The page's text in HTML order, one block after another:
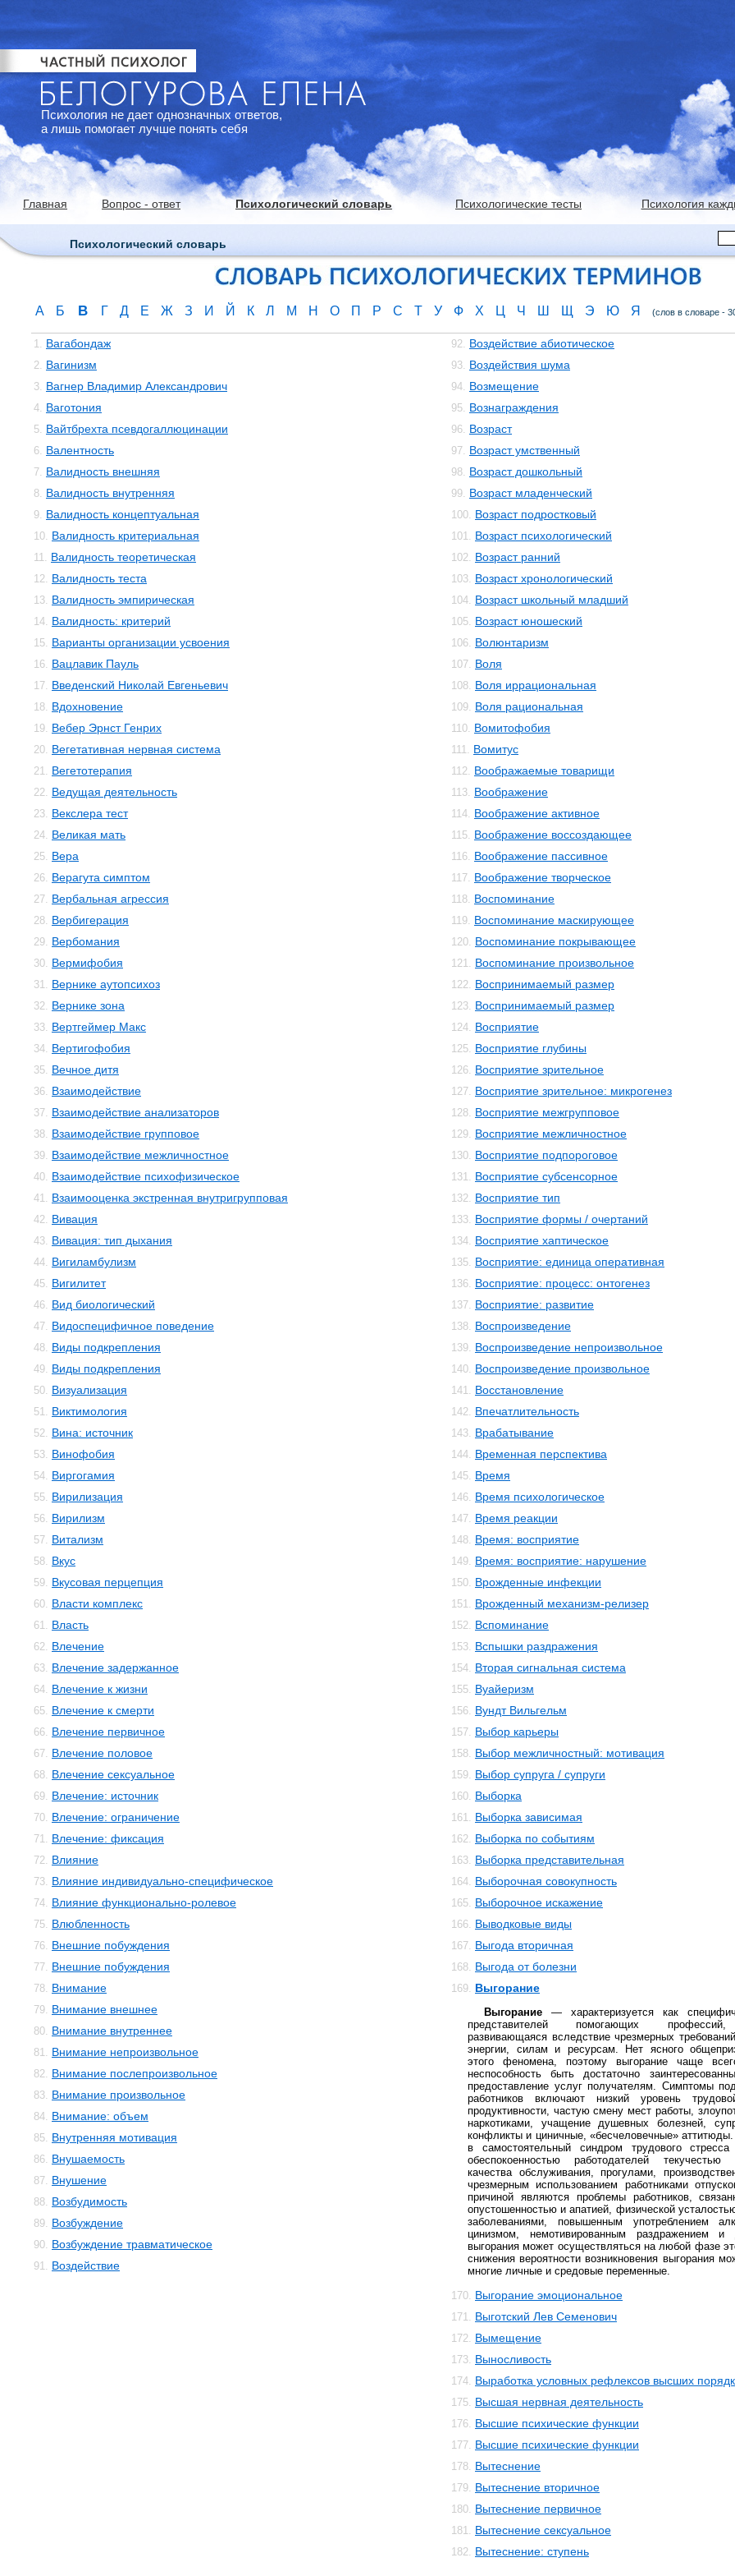
Психология не дает однозначных ответов,
а лишь помогает лучше понять себя
Главная Вопрос - ответ Психологический словарь Психологические тесты Психология
Психологический словарь
А Б В Г Д Е Ж З И Й К Л М Н О П Р С Т У Ф Х Ц Ч Ш Щ Э Ю Я (слов в словаре -
1. Вагабондаж
2. Вагинизм
3. Вагнер Владимир Александрович
4. Ваготония
5. Вайтбрехта псевдогаллюцинации
6. Валентность
7. Валидность внешняя
8. Валидность внутренняя
9. Валидность концептуальная
10. Валидность критериальная
11. Валидность теоретическая
12. Валидность теста
13. Валидность эмпирическая
14. Валидность: критерий
15. Варианты организации усвоения
16. Вацлавик Пауль
17. Введенский Николай Евгеньевич
18. Вдохновение
19. Вебер Эрнст Генрих
20. Вегетативная нервная система
21. Вегетотерапия
22. Ведущая деятельность
23. Векслера тест
24. Великая мать
25. Вера
26. Верагута симптом
27. Вербальная агрессия
28. Вербигерация
29. Вербомания
30. Вермифобия
31. Вернике аутопсихоз
32. Вернике зона
33. Вертгеймер Макс
34. Вертигофобия
35. Вечное дитя
36. Взаимодействие
37. Взаимодействие анализаторов
38. Взаимодействие групповое
39. Взаимодействие межличностное
40. Взаимодействие психофизическое
41. Взаимооценка экстренная внутригрупповая
42. Вивация
43. Вивация: тип дыхания
44. Вигиламбулизм
45. Вигилитет
46. Вид биологический
47. Видоспецифичное поведение
48. Виды подкрепления
49. Виды подкрепления
50. Визуализация
51. Виктимология
52. Вина: источник
53. Винофобия
54. Виргогамия
55. Вирилизация
56. Вирилизм
57. Витализм
58. Вкус
59. Вкусовая перцепция
60. Власти комплекс
61. Власть
62. Влечение
63. Влечение задержанное
64. Влечение к жизни
65. Влечение к смерти
66. Влечение первичное
67. Влечение половое
68. Влечение сексуальное
69. Влечение: источник
70. Влечение: ограничение
71. Влечение: фиксация
72. Влияние
73. Влияние индивидуально-специфическое
74. Влияние функционально-ролевое
75. Влюбленность
76. Внешние побуждения
77. Внешние побуждения
78. Внимание
79. Внимание внешнее
80. Внимание внутреннее
81. Внимание непроизвольное
82. Внимание послепроизвольное
83. Внимание произвольное
84. Внимание: объем
85. Внутренняя мотивация
86. Внушаемость
87. Внушение
88. Возбудимость
89. Возбуждение
90. Возбуждение травматическое
91. Воздействие
92. Воздействие абиотическое
93. Воздействия шума
94. Возмещение
95. Вознаграждения
96. Возраст
97. Возраст умственный
98. Возраст дошкольный
99. Возраст младенческий
100. Возраст подростковый
101. Возраст психологический
102. Возраст ранний
103. Возраст хронологический
104. Возраст школьный младший
105. Возраст юношеский
106. Волюнтаризм
107. Воля
108. Воля иррациональная
109. Воля рациональная
110. Вомитофобия
111. Вомитус
112. Воображаемые товарищи
113. Воображение
114. Воображение активное
115. Воображение воссоздающее
116. Воображение пассивное
117. Воображение творческое
118. Воспоминание
119. Воспоминание маскирующее
120. Воспоминание покрывающее
121. Воспоминание произвольное
122. Воспринимаемый размер
123. Воспринимаемый размер
124. Восприятие
125. Восприятие глубины
126. Восприятие зрительное
127. Восприятие зрительное: микрогенез
128. Восприятие межгрупповое
129. Восприятие межличностное
130. Восприятие подпороговое
131. Восприятие субсенсорное
132. Восприятие тип
133. Восприятие формы / очертаний
134. Восприятие хаптическое
135. Восприятие: единица оперативная
136. Восприятие: процесс: онтогенез
137. Восприятие: развитие
138. Воспроизведение
139. Воспроизведение непроизвольное
140. Воспроизведение произвольное
141. Восстановление
142. Впечатлительность
143. Врабатывание
144. Временная перспектива
145. Время
146. Время психологическое
147. Время реакции
148. Время: восприятие
149. Время: восприятие: нарушение
150. Врожденные инфекции
151. Врожденный механизм-релизер
152. Вспоминание
153. Вспышки раздражения
154. Вторая сигнальная система
155. Вуайеризм
156. Вундт Вильгельм
157. Выбор карьеры
158. Выбор межличностный: мотивация
159. Выбор супруга / супруги
160. Выборка
161. Выборка зависимая
162. Выборка по событиям
163. Выборка представительная
164. Выборочная совокупность
165. Выборочное искажение
166. Выводковые виды
167. Выгода вторичная
168. Выгода от болезни
169. Выгорание
Выгорание — характеризуется как
представителей помогающих профессий,
развивающаяся вследствие чрезмерных
энергии, силам и ресурсам. Нет ясного
этого феномена, поэтому выгорание чаще
неспособность быть достаточно
предоставление услуг получателям. Симптомы
работников включают низкий уровень
продуктивности, частую смену мест работы,
наркотиками, учащение душевных болезней,
конфликты и циничные, «бесчеловечные»
в самостоятельный синдром трудового стресса
обеспокоенностью работодателей
качества обслуживания, прогулами,
чрезмерным использованием работниками
причиной являются проблемы работников,
опустошенностью и апатией, физической
заболеваниями, повышенным употреблением
цинизмом, немотивированным раздражением и
выгорания может осуществляться на любой фазе
снижения вероятности возникновения выгорания
многие личные и средовые переменные.
170. Выгорание эмоциональное
171. Выготский Лев Семенович
172. Вымещение
173. Выносливость
174. Выработка условных рефлексов высших
175. Высшая нервная деятельность
176. Высшие психические функции
177. Высшие психические функции
178. Вытеснение
179. Вытеснение вторичное
180. Вытеснение первичное
181. Вытеснение сексуальное
182. Вытеснение: ступень